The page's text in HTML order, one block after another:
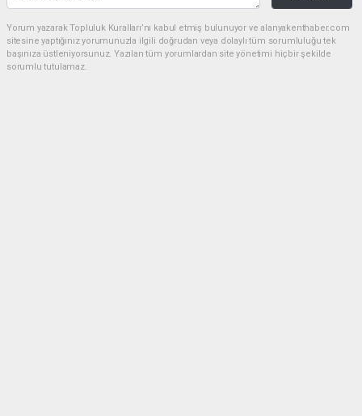
Yorum yazarak Topluluk Kuralları’nı kabul etmiş bulunuyor ve alanyakenthaber.com
sitesine yaptığınız yorumunuzla ilgili doğrudan veya dolaylı tüm sorumluluğu tek
başınıza üstleniyorsunuz. Yazılan tüm yorumlardan site yönetimi hiçbir şekilde
sorumlu tutulamaz.